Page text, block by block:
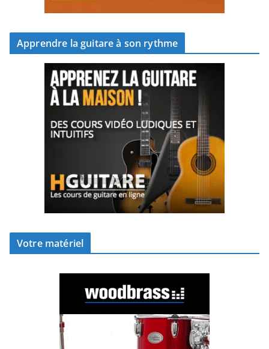
Apprendre la guitare à son rythme
Votre matériel